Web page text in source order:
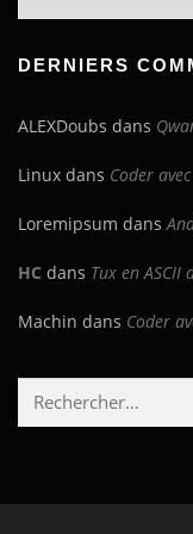
DERNIERS
ALEXDoubs dans
Linux dans Coder
Loremipsum dans
HC dans Tux en ASCII
Machin dans Coder
Rechercher :